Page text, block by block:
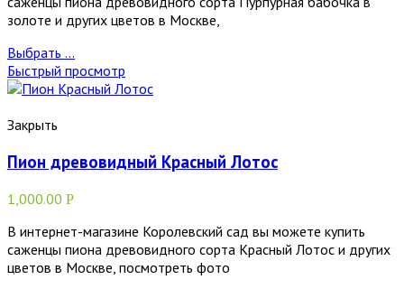
золоте и других цветов в Москве,
Выбрать ...
Быстрый просмотр
Закрыть
Пион древовидный Красный Лотос
1,000.00 Р
В интернет-магазине Королевский сад вы можете купить
саженцы пиона древовидного сорта Красный Лотос и других
цветов в Москве, посмотреть фото